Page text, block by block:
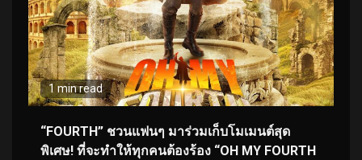
1 min read
“FOURTH” ชวนแฟนๆ มาร่วมเก็บโมเมนต์สุด
พิเศษ! ที่จะทำให้ทุกคนต้องร้อง “OH MY FOURTH